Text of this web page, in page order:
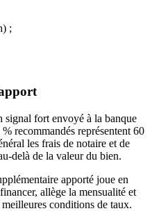
;
fort envoyé à la banque
recommandés représentent 60
les frais de notaire et de
delà de la valeur du bien.
apporté joue en
allège la mensualité et
conditions de taux.